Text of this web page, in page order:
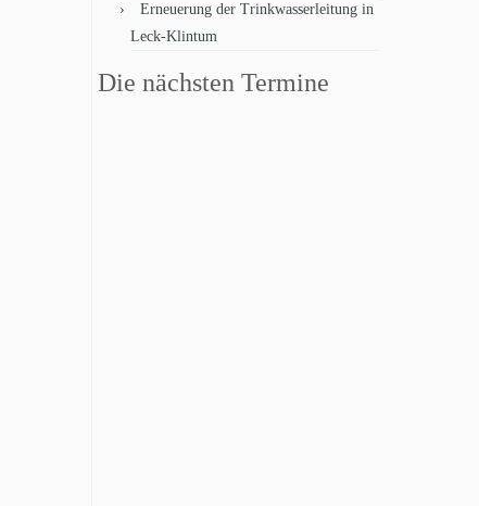
Erneuerung der Trinkwasserleitung in
Leck-Klintum
Die nächsten Termine